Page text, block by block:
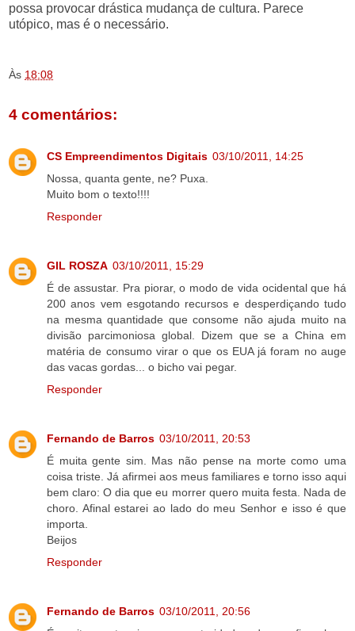
possa provocar drástica mudança de cultura. Parece
utópico, mas é o necessário.
Às 18:08
4 comentários:
CS Empreendimentos Digitais 03/10/2011, 14:25
Nossa, quanta gente, ne? Puxa.
Muito bom o texto!!!!
Responder
GIL ROSZA 03/10/2011, 15:29
É de assustar. Pra piorar, o modo de vida ocidental que há
200 anos vem esgotando recursos e desperdiçando tudo
na mesma quantidade que consome não ajuda muito na
divisão parcimoniosa global. Dizem que se a China em
matéria de consumo virar o que os EUA já foram no auge
das vacas gordas... o bicho vai pegar.
Responder
Fernando de Barros 03/10/2011, 20:53
É muita gente sim. Mas não pense na morte como uma
coisa triste. Já afirmei aos meus familiares e torno isso aqui
bem claro: O dia que eu morrer quero muita festa. Nada de
choro. Afinal estarei ao lado do meu Senhor e isso é que
importa.
Beijos
Responder
Fernando de Barros 03/10/2011, 20:56